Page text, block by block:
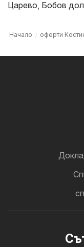
Царево, Бобов дол
Начало оферти